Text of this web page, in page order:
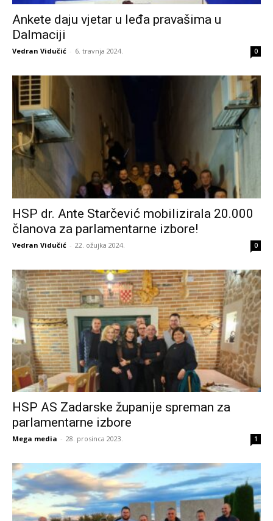
Ankete daju vjetar u leđa pravašima u
Dalmaciji
Vedran Vidučić - 6. travnja 2024. 0
HSP dr. Ante Starčević mobilizirala 20.000
članova za parlamentarne izbore!
Vedran Vidučić - 22. ožujka 2024. 0
HSP AS Zadarske županije spreman za
parlamentarne izbore
Mega media - 28. prosinca 2023. 1